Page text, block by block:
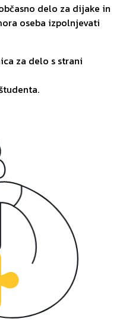
delo za dijake in
oseba izpolnjevati
za delo s strani